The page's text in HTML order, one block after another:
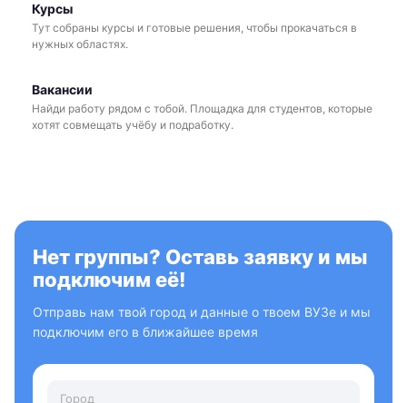
Курсы
Тут собраны курсы и готовые решения, чтобы прокачаться в
нужных областях.
Вакансии
Найди работу рядом с тобой. Площадка для студентов, которые
хотят совмещать учёбу и подработку.
Нет группы? Оставь заявку и мы
подключим её!
Отправь нам твой город и данные о твоем ВУЗе и мы
подключим его в ближайшее время